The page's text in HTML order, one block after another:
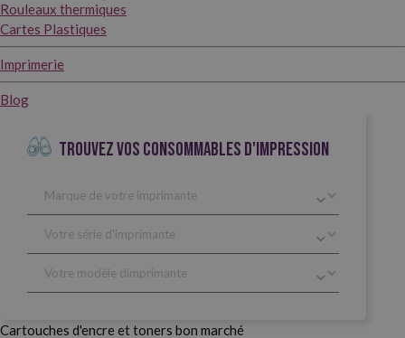
Rouleaux thermiques
Cartes Plastiques
Imprimerie
Blog
TROUVEZ VOS CONSOMMABLES D'IMPRESSION
Cartouches d'encre et toners bon marché